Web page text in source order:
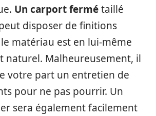
Un carport fermétaillé
disposer de finitions
matériau est en lui-même
naturel. Malheureusement, il
votre part un entretien de
pour ne pas pourrir. Un
sera également facilement